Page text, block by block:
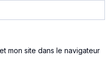
mon site dans le navigateur